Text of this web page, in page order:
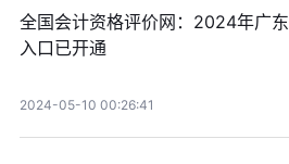
全国会计资格评价网：2024年广
入口已开通
2024-05-10 00:26:41